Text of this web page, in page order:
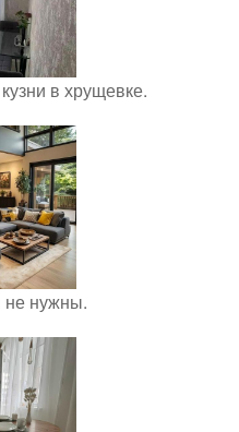
в хрущевке.
не нужны.